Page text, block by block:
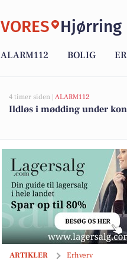
VORES Hjørring
ALARM112 BOLIG
4 timer siden | ALARM112
Ildløs i mødding under
ARTIKLER Erhverv
Ingen standardløsninger –